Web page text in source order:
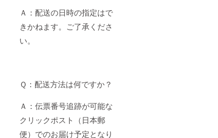
Ａ：配送の日時の指定はで
きかねます。ご了承くださ
い。
Ｑ：配送方法は何ですか？
Ａ：伝票番号追跡が可能な
クリックポスト（日本郵
便）でのお届け予定となり